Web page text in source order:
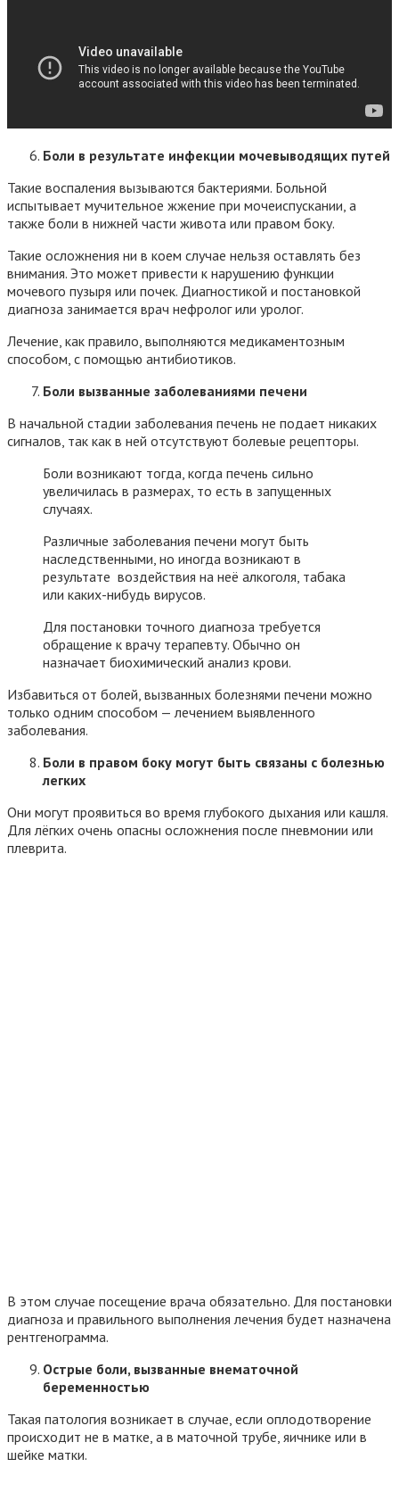
Боли в результате инфекции мочевыводящих путей
Такие воспаления вызываются бактериями. Больной
испытывает мучительное жжение при мочеиспускании, а
также боли в нижней части живота или правом боку.
Такие осложнения ни в коем случае нельзя оставлять без
внимания. Это может привести к нарушению функции
мочевого пузыря или почек. Диагностикой и постановкой
диагноза занимается врач нефролог или уролог.
Лечение, как правило, выполняются медикаментозным
способом, с помощью антибиотиков.
Боли вызванные заболеваниями печени
В начальной стадии заболевания печень не подает никаких
сигналов, так как в ней отсутствуют болевые рецепторы.
Боли возникают тогда, когда печень сильно
увеличилась в размерах, то есть в запущенных
случаях.
Различные заболевания печени могут быть
наследственными, но иногда возникают в
результате воздействия на неё алкоголя, табака
или каких-нибудь вирусов.
Для постановки точного диагноза требуется
обращение к врачу терапевту. Обычно он
назначает биохимический анализ крови.
Избавиться от болей, вызванных болезнями печени можно
только одним способом — лечением выявленного
заболевания.
Боли в правом боку могут быть связаны с болезнью
легких
Они могут проявиться во время глубокого дыхания или кашля.
Для лёгких очень опасны осложнения после пневмонии или
плеврита.
В этом случае посещение врача обязательно. Для постановки
диагноза и правильного выполнения лечения будет назначена
рентгенограмма.
Острые боли, вызванные внематочной
беременностью
Такая патология возникает в случае, если оплодотворение
происходит не в матке, а в маточной трубе, яичнике или в
шейке матки.